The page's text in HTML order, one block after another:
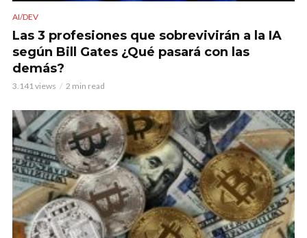
AI/DEV
Las 3 profesiones que sobrevivirán a la IA
según Bill Gates ¿Qué pasará con las
demás?
3.141 views 2 min read